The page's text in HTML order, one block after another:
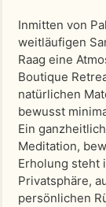
Inmitten von
weitläufigen
Raag eine
Boutique
natürlichen
bewusst
Ein
Meditation,
Erholung steht
Privatsphäre,
persönlichen